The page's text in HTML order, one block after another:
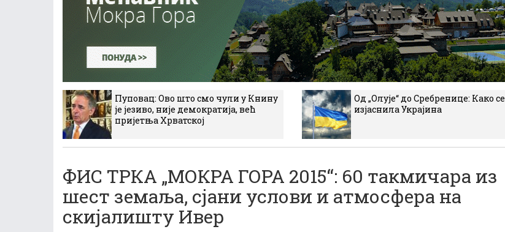
Пуповац: Ово што смо чули у Книну
је језиво, није демократија, већ
пријетња Хрватској
Од „Олује“ до Сребренице: Како се
изјаснила Украјина
ФИС ТРКА „МОКРА ГОРА 2015“: 60 такмичара из
шест земаља, сјани услови и атмосфера на
скијалишту Ивер